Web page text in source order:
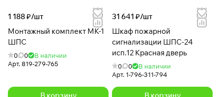
1 188 ₽/шт
Монтажный комплект МК-1
ШПС
0 0
В наличии
Арт.819-279-765
31 641 ₽/шт
Шкаф пожарной
сигнализации ШПС-24
исп.12 Красная дверь
0 0
В наличии
Арт. 1-796-311-794